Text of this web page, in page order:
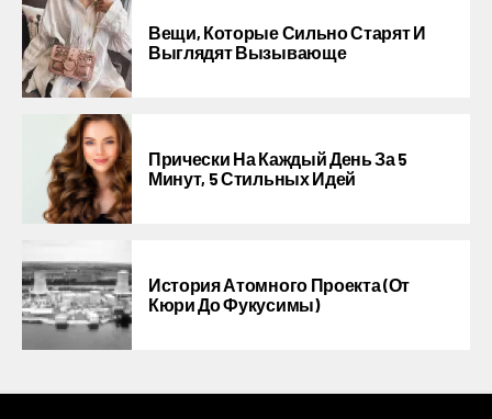
Вещи, Которые Сильно Старят И
Выглядят Вызывающе
Прически На Каждый День За 5
Минут, 5 Стильных Идей
История Атомного Проекта (от
Кюри До Фукусимы)